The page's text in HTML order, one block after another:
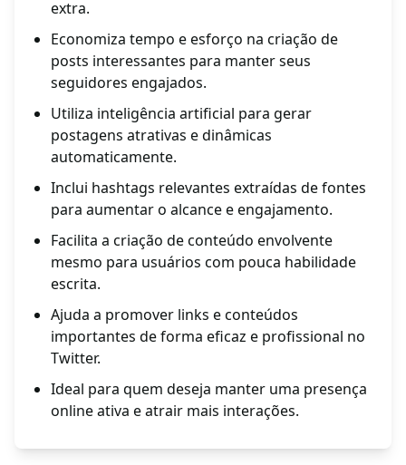
extra.
Economiza tempo e esforço na criação de
posts interessantes para manter seus
seguidores engajados.
Utiliza inteligência artificial para gerar
postagens atrativas e dinâmicas
automaticamente.
Inclui hashtags relevantes extraídas de fontes
para aumentar o alcance e engajamento.
Facilita a criação de conteúdo envolvente
mesmo para usuários com pouca habilidade
escrita.
Ajuda a promover links e conteúdos
importantes de forma eficaz e profissional no
Twitter.
Ideal para quem deseja manter uma presença
online ativa e atrair mais interações.